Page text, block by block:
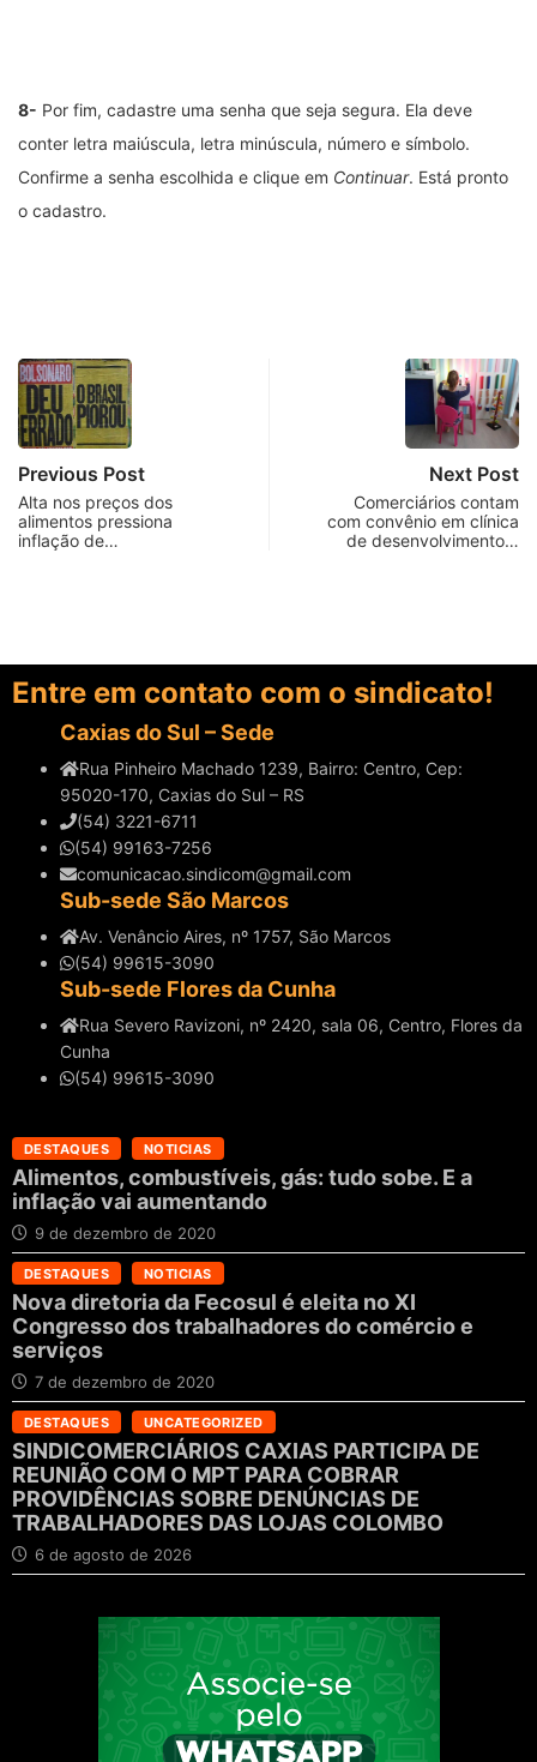
8- Por fim, cadastre uma senha que seja segura. Ela deve
conter letra maiúscula, letra minúscula, número e símbolo.
Confirme a senha escolhida e clique em Continuar. Está pronto
o cadastro.
Previous Post
Alta nos preços dos
alimentos pressiona
inflação de…
Next Post
Comerciários contam
com convênio em clínica
de desenvolvimento…
Entre em contato com o sindicato!
Caxias do Sul – Sede
Rua Pinheiro Machado 1239, Bairro: Centro, Cep:
95020-170, Caxias do Sul – RS
(54) 3221-6711
(54) 99163-7256
comunicacao.sindicom@gmail.com
Sub-sede São Marcos
Av. Venâncio Aires, nº 1757, São Marcos
(54) 99615-3090
Sub-sede Flores da Cunha
Rua Severo Ravizoni, nº 2420, sala 06, Centro, Flores da
Cunha
(54) 99615-3090
DESTAQUES NOTICIAS
Alimentos, combustíveis, gás: tudo sobe. E a
inflação vai aumentando
9 de dezembro de 2020
DESTAQUES NOTICIAS
Nova diretoria da Fecosul é eleita no XI
Congresso dos trabalhadores do comércio e
serviços
7 de dezembro de 2020
DESTAQUES UNCATEGORIZED
SINDICOMERCIÁRIOS CAXIAS PARTICIPA DE
REUNIÃO COM O MPT PARA COBRAR
PROVIDÊNCIAS SOBRE DENÚNCIAS DE
TRABALHADORES DAS LOJAS COLOMBO
6 de agosto de 2026